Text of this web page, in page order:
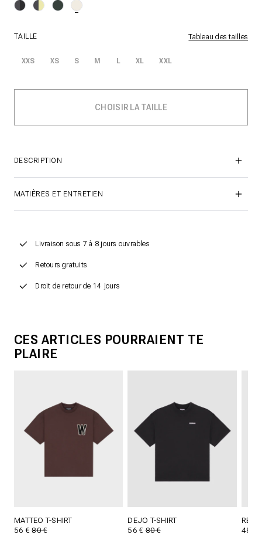
TAILLE Tableau des tailles
XXS XS S M L XL XXL
DESCRIPTION
MATIÈRES ET ENTRETIEN
Livraison sous 7 à 8 jours ouvrables
Retours gratuits
Droit de retour de 14 jours
CES ARTICLES POURRAIENT TE
PLAIRE
MATTEO T-SHIRT
56 €80 €
DEJO T-SHIRT
56 €80 €
48 €